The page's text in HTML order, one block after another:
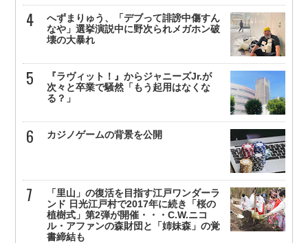
へずまりゅう、「デブって誹謗中傷すん
なや」選挙演説中に野次られメガホン破
壊の大暴れ
『ラヴィット！』からジャニーズJr.が
次々と卒業で騒然「もう起用はなくな
る？」
カジノゲームの背景を公開
「里山」の復活を目指す江戸ワンダーラ
ンド 日光江戸村で2017年に続き「桜の
植樹式」第2弾が開催・・・C.W.ニコ
ル・アファンの森財団と「姉妹森」の覚
書締結も